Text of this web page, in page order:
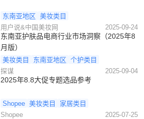
东南亚地区 美妆类目
用户说&中国美妆网
2025-09-24
东南亚护肤品电商行业市场洞察（2025年8
月版）
美妆类目 东南亚地区 个护类目
探谋
2025-09-04
2025年8.8大促专题选品参考
Shopee 美妆类目
家居类目
Shopee
2025-07-25